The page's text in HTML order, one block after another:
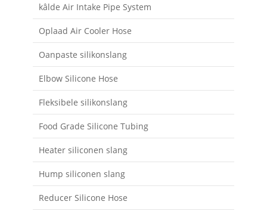
kâlde Air Intake Pipe System
Oplaad Air Cooler Hose
Oanpaste silikonslang
Elbow Silicone Hose
Fleksibele silikonslang
Food Grade Silicone Tubing
Heater siliconen slang
Hump ​​siliconen slang
Reducer Silicone Hose